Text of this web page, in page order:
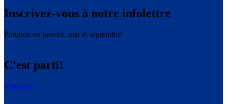
Inscrivez-vous à notre infolettre
Parution en janvier, mai et septembre
C'est parti!
S'inscrire